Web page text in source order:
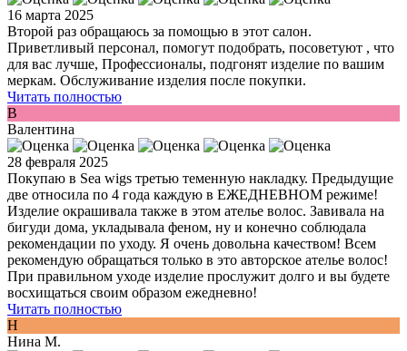
16 марта 2025
Второй раз обращаюсь за помощью в этот салон.
Приветливый персонал, помогут подобрать, посоветуют , что
для вас лучше, Профессионалы, подгонят изделие по вашим
меркам. Обслуживание изделия после покупки.
Читать полностью
В
Валентина
28 февраля 2025
Покупаю в Sea wigs третью теменную накладку. Предыдущие
две относила по 4 года каждую в ЕЖЕДНЕВНОМ режиме!
Изделие окрашивала также в этом ателье волос. Завивала на
бигуди дома, укладывала феном, ну и конечно соблюдала
рекомендации по уходу. Я очень довольна качеством! Всем
рекомендую обращаться только в это авторское ателье волос!
При правильном уходе изделие прослужит долго и вы будете
восхищаться своим образом ежедневно!
Читать полностью
Н
Нина М.